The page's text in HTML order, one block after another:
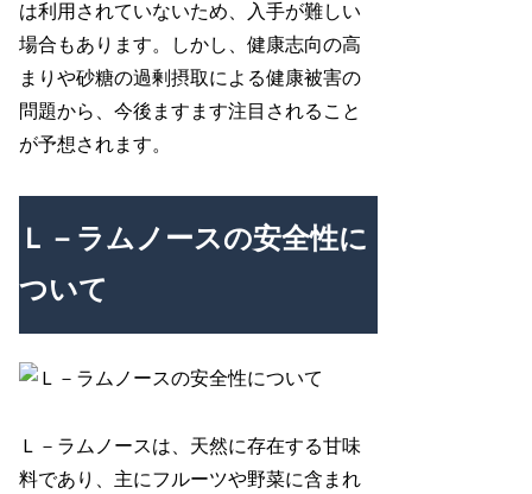
は利用されていないため、入手が難しい
場合もあります。しかし、健康志向の高
まりや砂糖の過剰摂取による健康被害の
問題から、今後ますます注目されること
が予想されます。
Ｌ－ラムノースの安全性に
ついて
Ｌ－ラムノースは、天然に存在する甘味
料であり、主にフルーツや野菜に含まれ